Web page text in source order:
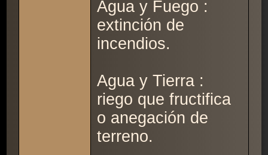
Agua y Fuego :
extinción de
incendios.
Agua y Tierra :
riego que fructifica
o anegación de
terreno.